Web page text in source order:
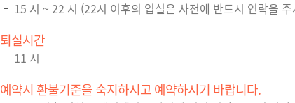
15 시 ~ 22 시 (22시 이후의 입실은 사전에 반드시 연락을
퇴실시간
11 시
예약시 환불기준을 숙지하시고 예약하시기 바랍니다.